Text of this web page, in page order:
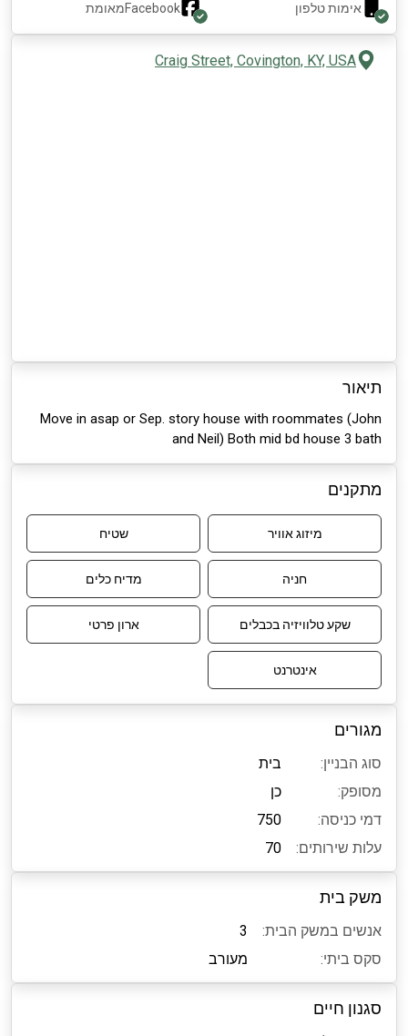
אימות טלפון Facebookמאומת
Craig Street, Covington, KY, USA
תיאור
Move in asap or Sep. story house with roommates (John
and Neil) Both mid bd house 3 bath
מתקנים
מיזוג אוויר שטיח
חניה מדיח כלים
שקע טלוויזיה בכבלים ארון פרטי
אינטרנט
מגורים
סוג הבניין:
בית
מסופק:
כן
דמי כניסה:
750
עלות שירותים:
70
משק בית
אנשים במשק הבית:
3
סקס ביתי:
מעורב
סגנון חיים